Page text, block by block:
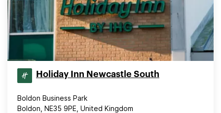
Holiday Inn Newcastle South
Boldon Business Park
Boldon, NE35 9PE, United Kingdom